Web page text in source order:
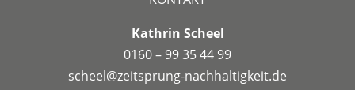
Kathrin Scheel
0160 – 99 35 44 99
scheel@zeitsprung-nachhaltigkeit.de